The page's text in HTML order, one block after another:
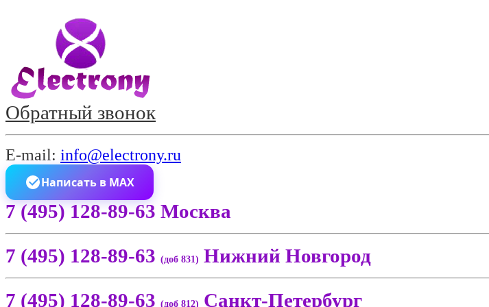
Обратный звонок
E-mail: info@electrony.ru
Написать в MAX
7 (495) 128-89-63 Москва
7 (495) 128-89-63 (доб 831) Нижний Новгород
7 (495) 128-89-63 (доб 812) Санкт-Петербург